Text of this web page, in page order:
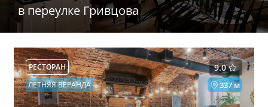
в переулке Гривцова
9.0
РЕСТОРАН
337 м
ЛЕТНЯЯ ВЕРАНДА